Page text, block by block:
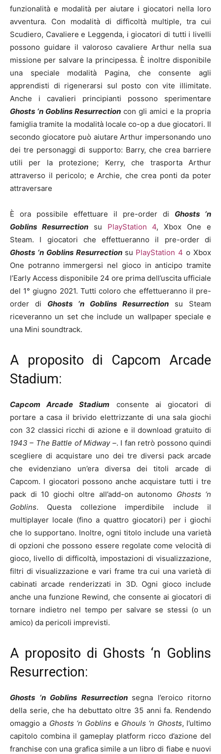
funzionalità e modalità per aiutare i giocatori nella loro
avventura. Con modalità di difficoltà multiple, tra cui
Scudiero, Cavaliere e Leggenda, i giocatori di tutti i livelli
possono guidare il valoroso cavaliere Arthur nella sua
missione per salvare la principessa. È inoltre disponibile
una speciale modalità Pagina, che consente agli
apprendisti di rigenerarsi sul posto con vite illimitate.
Anche i cavalieri principianti possono sperimentare
Ghosts ‘n Goblins Resurrection con gli amici e la propria
famiglia tramite la modalità locale co-op a due giocatori. Il
secondo giocatore può aiutare Arthur impersonando uno
dei tre personaggi di supporto: Barry, che crea barriere
utili per la protezione; Kerry, che trasporta Arthur
attraverso il pericolo; e Archie, che crea ponti da poter
attraversare
È ora possibile effettuare il pre-order di Ghosts ‘n
Goblins Resurrectionsu PlayStation 4, Xbox One e
Steam. I giocatori che effettueranno il pre-order di
Ghosts ‘n Goblins Resurrection su PlayStation 4 o Xbox
One potranno immergersi nel gioco in anticipo tramite
l’Early Access disponibile 24 ore prima dell’uscita ufficiale
del 1° giugno 2021. Tutti coloro che effettueranno il pre-
order di Ghosts ‘n Goblins Resurrection su Steam
riceveranno un set che include un wallpaper speciale e
una Mini soundtrack.
A proposito di Capcom Arcade
Stadium:
Capcom Arcade Stadium consente ai giocatori di
portare a casa il brivido elettrizzante di una sala giochi
con 32 classici ricchi di azione e il download gratuito di
1943 – The Battle of Midway –. I fan retrò possono quindi
scegliere di acquistare uno dei tre diversi pack arcade
che evidenziano un’era diversa dei titoli arcade di
Capcom. I giocatori possono anche acquistare tutti i tre
pack di 10 giochi oltre all’add-on autonomo Ghosts ‘n
Goblins. Questa collezione imperdibile include il
multiplayer locale (fino a quattro giocatori) per i giochi
che lo supportano. Inoltre, ogni titolo include una varietà
di opzioni che possono essere regolate come velocità di
gioco, livello di difficoltà, impostazioni di visualizzazione,
filtri di visualizzazione e vari frame tra cui una varietà di
cabinati arcade renderizzati in 3D. Ogni gioco include
anche una funzione Rewind, che consente ai giocatori di
tornare indietro nel tempo per salvare se stessi (o un
amico) da pericoli imprevisti.
A proposito di Ghosts ‘n Goblins
Resurrection:
Ghosts ‘n Goblins Resurrection segna l’eroico ritorno
della serie, che ha debuttato oltre 35 anni fa. Rendendo
omaggio a Ghosts ‘n Goblins e Ghouls ‘n Ghosts, l’ultimo
capitolo combina il gameplay platform ricco d’azione del
franchise con una grafica simile a un libro di fiabe e nuovi